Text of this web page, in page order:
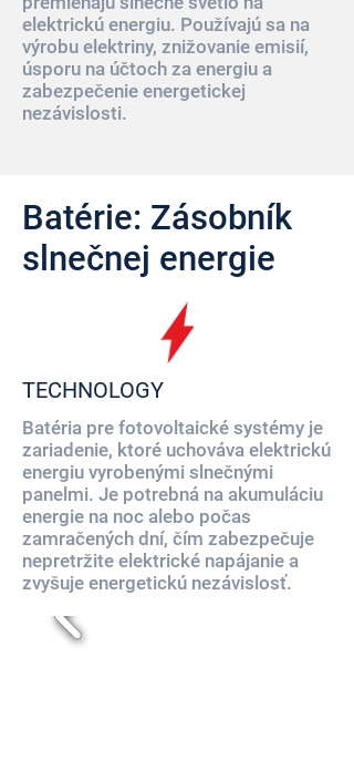
elektrickú energiu. Používajú sa na
výrobu elektriny, znižovanie emisií,
úsporu na účtoch za energiu a
zabezpečenie energetickej
nezávislosti.
Batérie: Zásobník
slnečnej energie
TECHNOLOGY
Batéria pre fotovoltaické systémy je
zariadenie, ktoré uchováva elektrickú
energiu vyrobenými slnečnými
panelmi. Je potrebná na akumuláciu
energie na noc alebo počas
zamračených dní, čím zabezpečuje
nepretržite elektrické napájanie a
zvyšuje energetickú nezávislosť.